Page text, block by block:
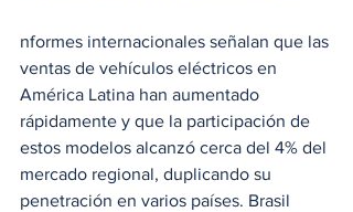
nformes internacionales señalan que las
ventas de vehículos eléctricos en
América Latina han aumentado
rápidamente y que la participación de
estos modelos alcanzó cerca del 4% del
mercado regional, duplicando su
penetración en varios países. Brasil